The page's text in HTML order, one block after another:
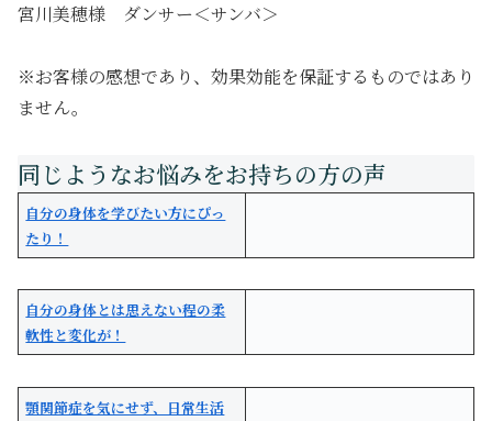
宮川美穂様 ダンサー＜サンバ＞
※お客様の感想であり、効果効能を保証するものではあり
ません。
自分の身体を学びたい方にぴっ
たり！
自分の身体とは思えない程の柔
軟性と変化が！
顎関節症を気にせず、日常生活